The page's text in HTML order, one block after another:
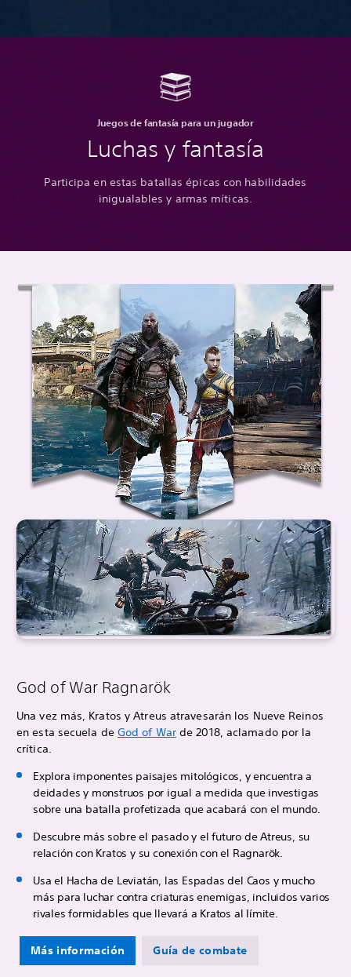
Juegos de fantasía para un jugador
Luchas y fantasía
Participa en estas batallas épicas con habilidades
inigualables y armas míticas.
God of War Ragnarök
Una vez más, Kratos y Atreus atravesarán los Nueve Reinos
en esta secuela de God of Warde 2018, aclamado por la
crítica.
Explora imponentes paisajes mitológicos, y encuentra a
deidades y monstruos por igual a medida que investigas
sobre una batalla profetizada que acabará con el mundo.
Descubre más sobre el pasado y el futuro de Atreus, su
relación con Kratos y su conexión con el Ragnarök.
Usa el Hacha de Leviatán, las Espadas del Caos y mucho
más para luchar contra criaturas enemigas, incluidos varios
rivales formidables que llevará a Kratos al límite.
Más información Guía de combate